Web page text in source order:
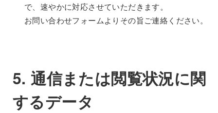
で、速やかに対応させていただきます。
お問い合わせフォームよりその旨ご連絡ください。
5. 通信または閲覧状況に関
するデータ